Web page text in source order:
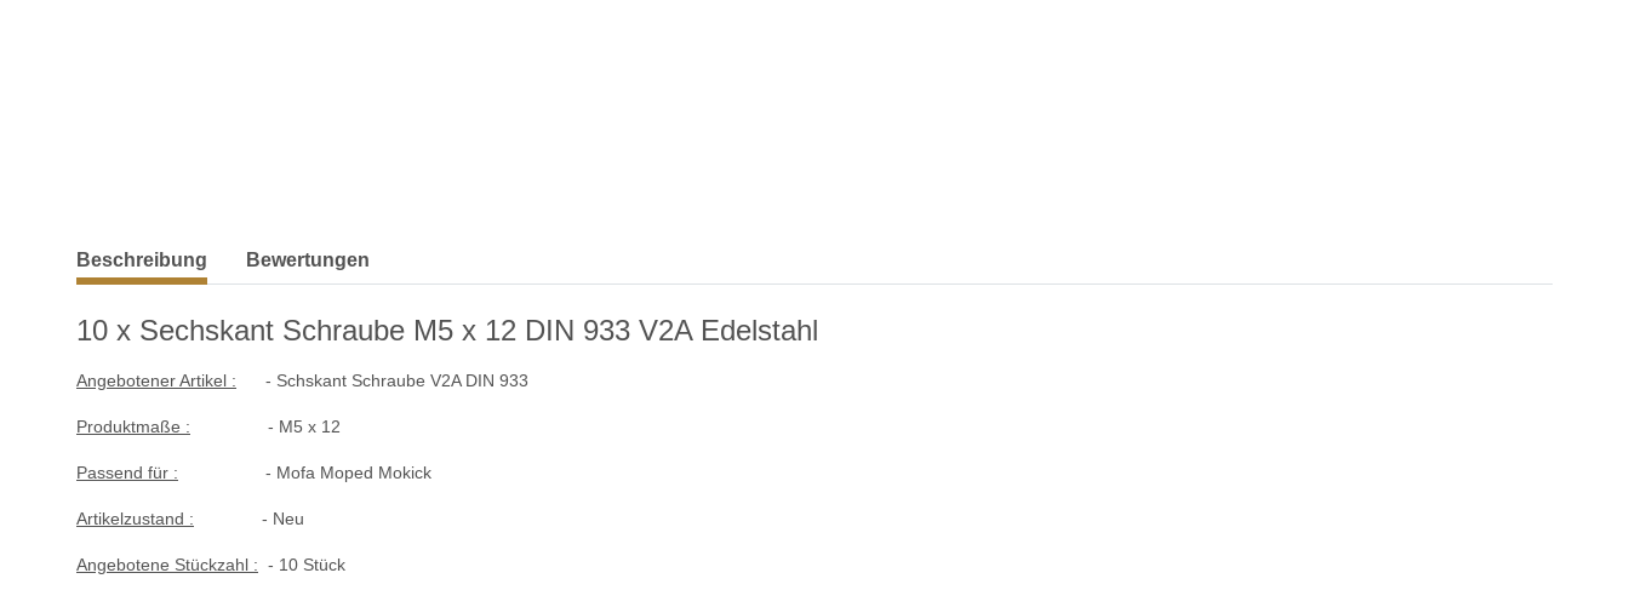
weitere Registerkarten anzeigen
Beschreibung Bewertungen
10 x Sechskant Schraube M5 x 12 DIN 933 V2A Edelstahl
Angebotener Artikel : - Schskant Schraube V2A DIN 933
Produktmaße : - M5 x 12
Passend für : - Mofa Moped Mokick
Artikelzustand : - Neu
Angebotene Stückzahl : - 10 Stück